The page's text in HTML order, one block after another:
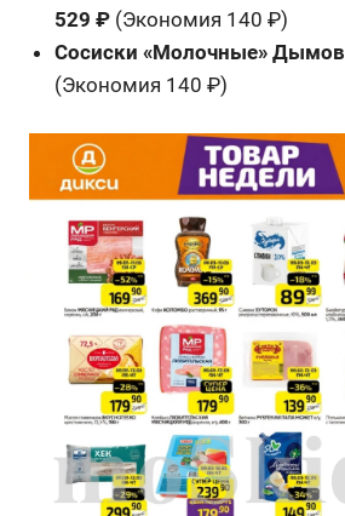
529 ₽ (Экономия 140 ₽)
Сосиски «Молочные» Дымов
(Экономия 140 ₽)